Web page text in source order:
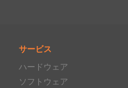
サービス
ハードウェア
ソフトウェア